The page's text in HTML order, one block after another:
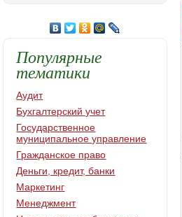
Популярные
тематики
Аудит
Бухгалтерский учет
Государственное
муниципальное управление
Гражданское право
Деньги, кредит, банки
Маркетинг
Менеджмент